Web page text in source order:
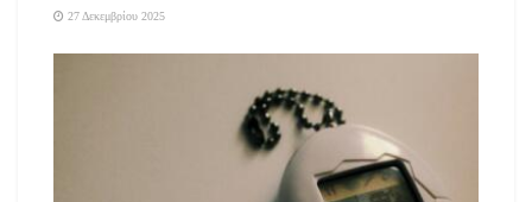
Γκαμπούρα έδωσε την ευκαιρία στους επισκέπτες της έκθεσης
να γευτούν τη Γαστρονομία της Δυτικής Μακεδονίας,
προωθώντας και την ενίσχυση της αναγνωρισιμότητας των
τοπικών προϊόντων στους επισκέπτες της έκθεσης και στα
Μέσα Μαζικής Ενημέρωσης. Παράλληλα πραγματοποιήθηκαν
Β2Β επιχειρηματικές συναντήσεις.
27 Δεκεμβρίου 2025